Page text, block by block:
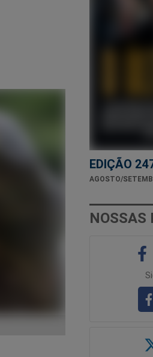
EDIÇÃO
AGOSTO/
NOSSAS